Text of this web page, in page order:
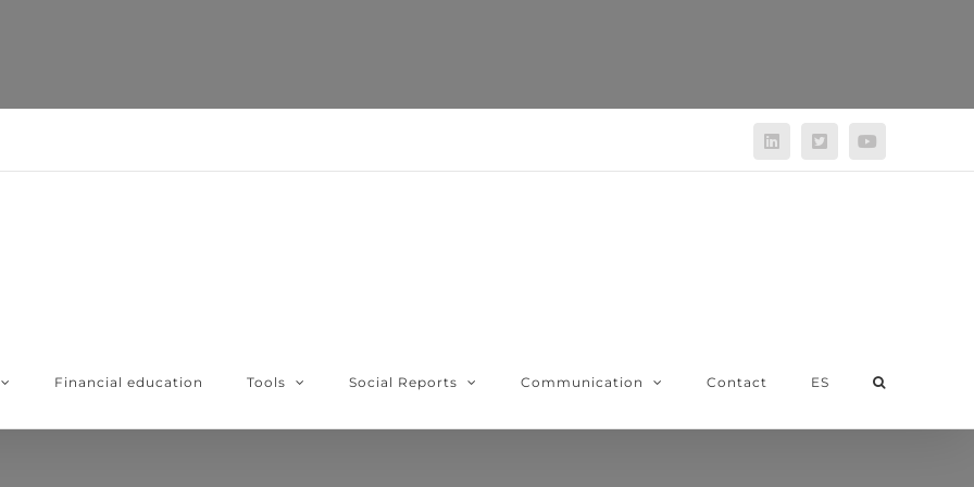
LinkedInTwitterYouTube
Financial education Tools Social Reports Communication Contact ES